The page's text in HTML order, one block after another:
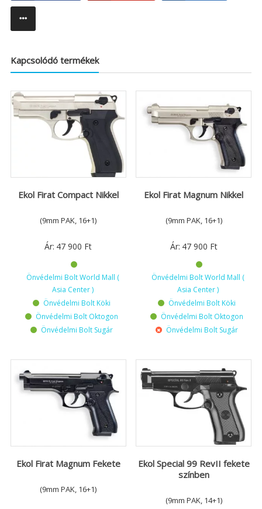
Kapcsolódó termékek
Ekol Firat Compact Nikkel
(9mm PAK, 16+1)
Ár: 47 900 Ft
Önvédelmi Bolt World Mall (
Asia Center )
Önvédelmi Bolt Köki
Önvédelmi Bolt Oktogon
Önvédelmi Bolt Sugár
Ekol Firat Magnum Nikkel
(9mm PAK, 16+1)
Ár: 47 900 Ft
Önvédelmi Bolt World Mall (
Asia Center )
Önvédelmi Bolt Köki
Önvédelmi Bolt Oktogon
Önvédelmi Bolt Sugár
Ekol Firat Magnum Fekete
(9mm PAK, 16+1)
Ekol Special 99 RevII fekete
színben
(9mm PAK, 14+1)